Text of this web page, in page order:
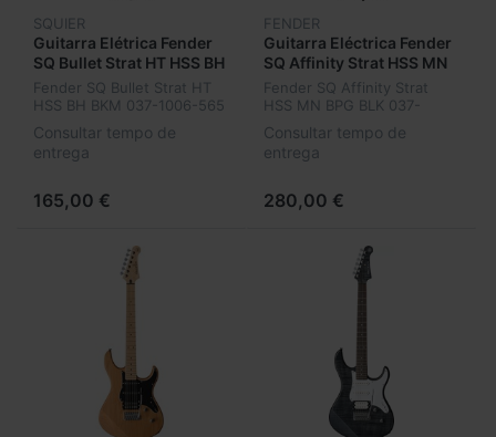
SQUIER
Guitarra Elétrica Fender
SQ Bullet Strat HT HSS BH
BKM 037-1006-565
Fender SQ Bullet Strat HT
HSS BH BKM 037-1006-565
Consultar tempo de
entrega
165,00 €
FENDER
Guitarra Eléctrica Fender
SQ Affinity Strat HSS MN
BPG BLK 037-8103-906
Fender SQ Affinity Strat
HSS MN BPG BLK 037-
Consultar tempo de
entrega
280,00 €